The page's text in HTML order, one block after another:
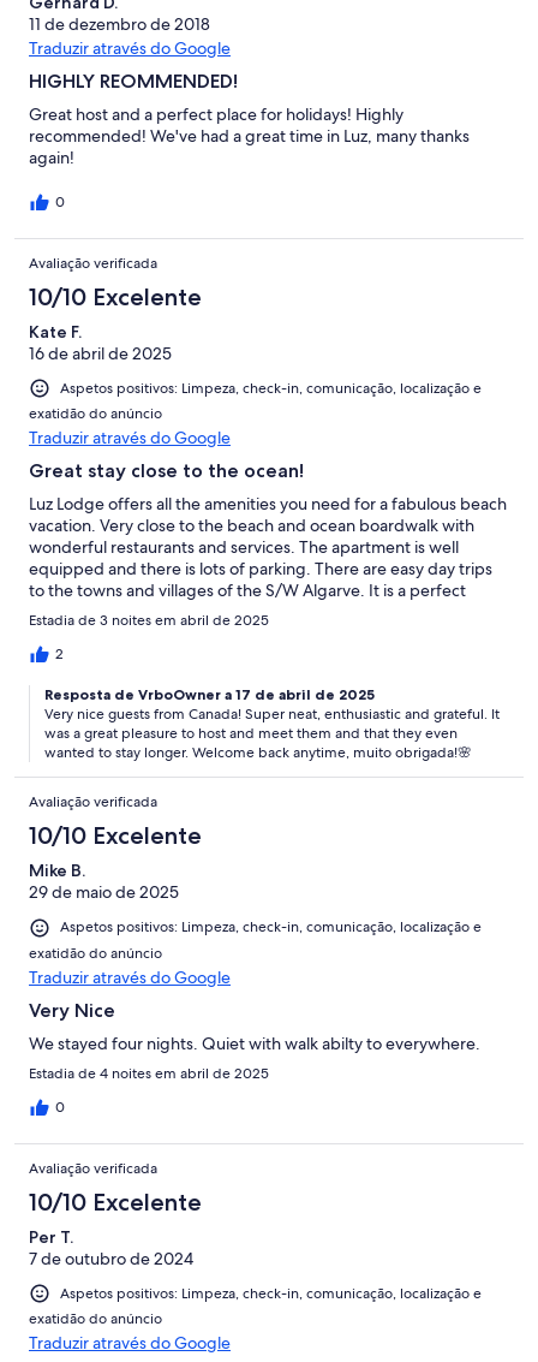
11 de dezembro de 2018
Traduzir através do Google
HIGHLY REOMMENDED!
Great host and a perfect place for holidays! Highly
recommended! We've had a great time in Luz, many thanks
again!
0
Avaliação verificada
10/10 Excelente
Kate F.
16 de abril de 2025
Aspetos positivos: Limpeza, check-in, comunicação, localização e
exatidão do anúncio
Traduzir através do Google
Great stay close to the ocean!
Luz Lodge offers all the amenities you need for a fabulous beach
vacation. Very close to the beach and ocean boardwalk with
wonderful restaurants and services. The apartment is well
equipped and there is lots of parking. There are easy day trips
to the towns and villages of the S/W Algarve. It is a perfect
location.
Estadia de 3 noites em abril de 2025
2
Resposta de VrboOwner a 17 de abril de 2025
Very nice guests from Canada! Super neat, enthusiastic and grateful. It
was a great pleasure to host and meet them and that they even
wanted to stay longer. Welcome back anytime, muito obrigada!🌸
Avaliação verificada
10/10 Excelente
Mike B.
29 de maio de 2025
Aspetos positivos: Limpeza, check-in, comunicação, localização e
exatidão do anúncio
Traduzir através do Google
Very Nice
We stayed four nights. Quiet with walk abilty to everywhere.
Estadia de 4 noites em abril de 2025
0
Avaliação verificada
10/10 Excelente
Per T.
7 de outubro de 2024
Aspetos positivos: Limpeza, check-in, comunicação, localização e
exatidão do anúncio
Traduzir através do Google